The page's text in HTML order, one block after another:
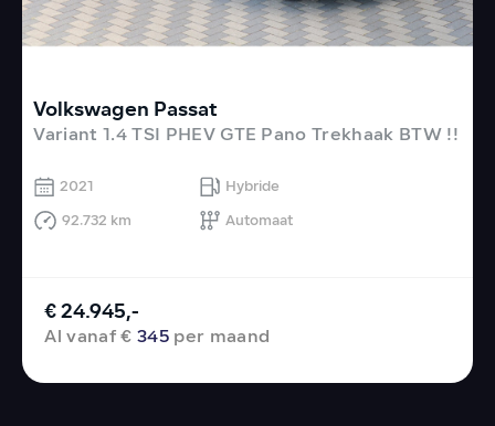
Volkswagen Passat
Variant 1.4 TSI PHEV GTE Pano Trekhaak BTW !!
2021
Hybride
92.732 km
Automaat
€ 24.945,-
Al vanaf €345 per maand